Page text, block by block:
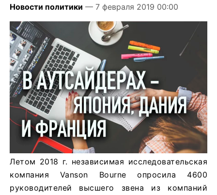
Новости политики — 7 февраля 2019 00:00
Летом 2018 г. независимая исследовательская
компания Vanson Bourne опросила 4600
руководителей высшего звена из компаний